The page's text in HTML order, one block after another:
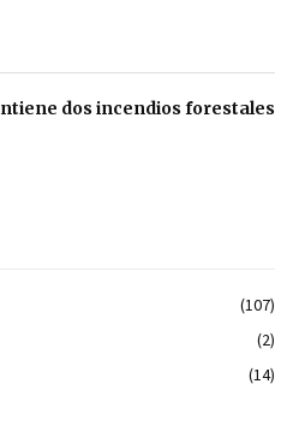
dos incendios forestales
(107)
(2)
(14)